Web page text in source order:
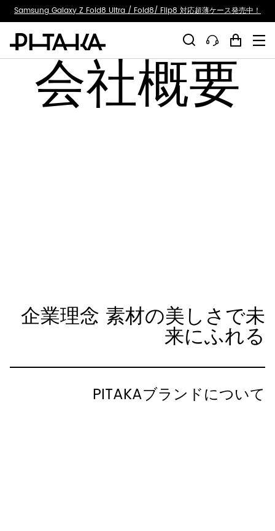
Samsung Galaxy Z Fold8 Ultra / Fold8/ Flip8 対応超薄ケース発売中！
会社概要
企業理念 素材の美しさで未
来にふれる
PITAKAブランドについて